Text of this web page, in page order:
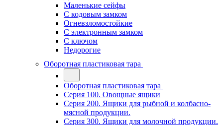
Маленькие сейфы
С кодовым замком
Огневзломостойкие
С электронным замком
С ключом
Недорогие
Оборотная пластиковая тара
Оборотная пластиковая тара
Серия 100. Овощные ящики
Серия 200. Ящики для рыбной и колбасно-
мясной продукции.
Серия 300. Ящики для молочной продукции.